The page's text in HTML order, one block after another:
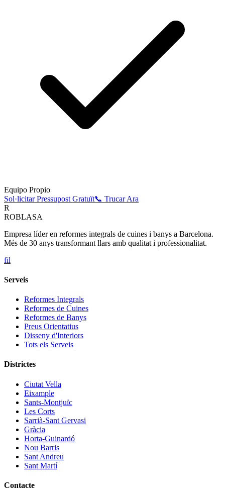
Equipo Propio
Sol·licitar Pressupost Gratuït📞 Trucar Ara
R
ROBLASA
Empresa líder en reformes integrals de cuines i banys a Barcelona.
Més de 30 anys transformant llars amb qualitat i professionalitat.
fil
Serveis
Reformes Integrals
Reformes de Cuines
Reformes de Banys
Preus Orientatius
Disseny d'Interiors
Tots els Serveis
Districtes
Ciutat Vella
Eixample
Sants-Montjuïc
Les Corts
Sarrià-Sant Gervasi
Gràcia
Horta-Guinardó
Nou Barris
Sant Andreu
Sant Martí
Contacte